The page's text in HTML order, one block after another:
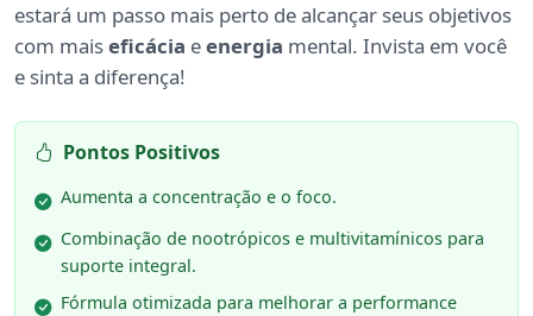
estará um passo mais perto de alcançar seus objetivos
com maiseficácia eenergia mental. Invista em você
e sinta a diferença!
Pontos Positivos
Aumenta a concentração e o foco.
Combinação de nootrópicos e multivitamínicos para
suporte integral.
Fórmula otimizada para melhorar a performance